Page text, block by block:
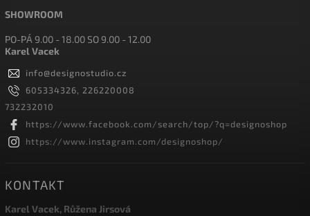
SHOWROOM
PO-PÁ 9.00 - 18.00 SO 9.00 - 12.00
Karel Vacek
info@designostudio.cz
605334326, 226220008
732232010
https://www.facebook.com/search/top/?q=designoshop
https://www.instagram.com/designoshop/
KONTAKT
Karel Vacek, Růžena Jirsová